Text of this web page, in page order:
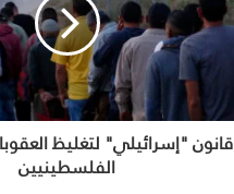
قانون "إسرائيلي" لتغليظ
الفلسطينيين